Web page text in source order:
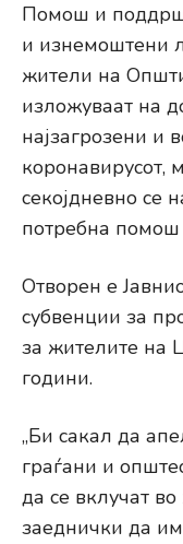
Помош и
и изнемоштени
жители на
изложуваат на
најзагрозени и
коронавирусот,
секојдневно се
потребна
Отворен е
субвенции за
за жителите на
години.
„Би сакал да
граѓани и
да се вклучат
заеднички да